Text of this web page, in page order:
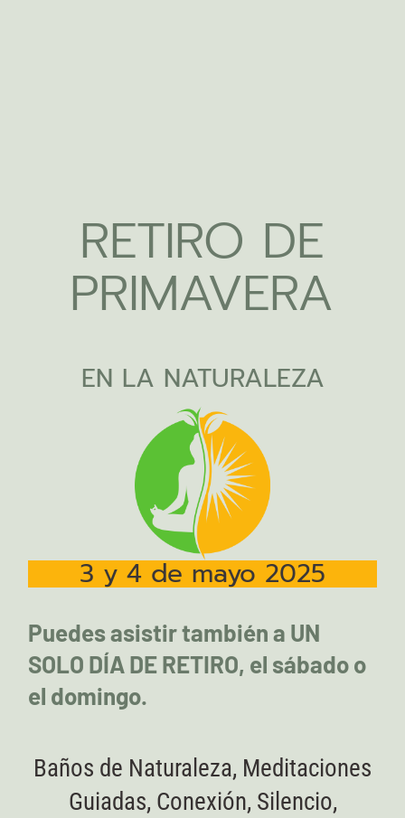
RETIRO DE
PRIMAVERA
EN LA NATURALEZA
3 y 4 de mayo 2025
Puedes asistir también a UN
SOLO DÍA DE RETIRO, el sábado o
el domingo.
Baños de Naturaleza, Meditaciones
Guiadas, Conexión, Silencio,